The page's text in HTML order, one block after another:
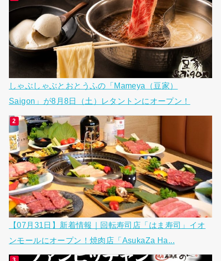
しゃぶしゃぶとおとうふの「Mameya（豆家）
Saigon」が8月8日（土）レタントンにオープン！
【07月31日】新着情報｜回転寿司店「はま寿司」イオ
ンモールにオープン！焼肉店「AsukaZa Ha...